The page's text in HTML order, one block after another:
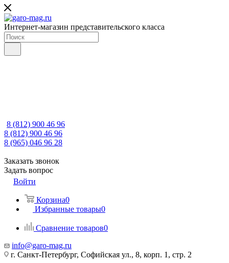
Интернет-магазин представительского класса
8 (812) 900 46 96
8 (812) 900 46 96
8 (965) 046 96 28
Заказать звонок
Задать вопрос
Войти
Корзина0
Избранные товары0
Сравнение товаров0
info@garo-mag.ru
г. Санкт-Петербург, Софийская ул., 8, корп. 1, стр. 2